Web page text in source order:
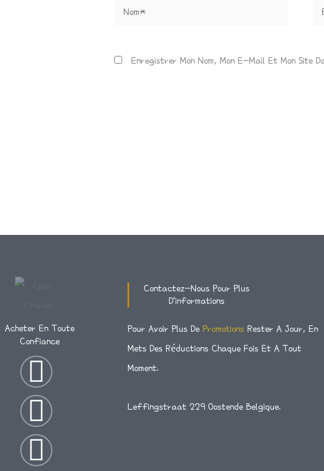
Nom*
E-
Enregistrer Mon Nom, Mon E-Mail Et Mon Site
Acheter En Toute
Confiance
I
N
S
T
T
W
I
T
F
A
C
E
Contactez-Nous Pour Plus
D'informations
Pour Avoir Plus DePromotionsRester A Jour, En
Mets Des Réductions Chaque Fois Et A Tout
Moment.
Leffingstraat 229 Oostende Belgique.